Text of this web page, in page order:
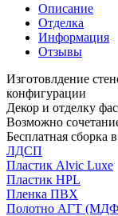
Описание
Отделка
Информация
Отзывы
Изготовлдение
конфигурации
Декор и отделку
Возможно
Бесплатная сборка
ЛДСП
Пластик Alvic Luxe
Пластик HPL
Пленка ПВХ
Полотно АГТ